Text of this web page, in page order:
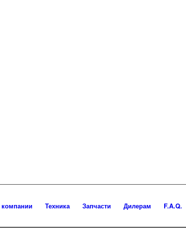
Техника Запчасти Дилерам F.A.Q.